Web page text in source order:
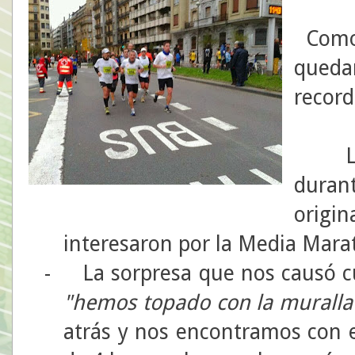
-
interesaron por la Media
-
La sorpresa que nos causó
"hemos topado con la
atrás y nos encontramos